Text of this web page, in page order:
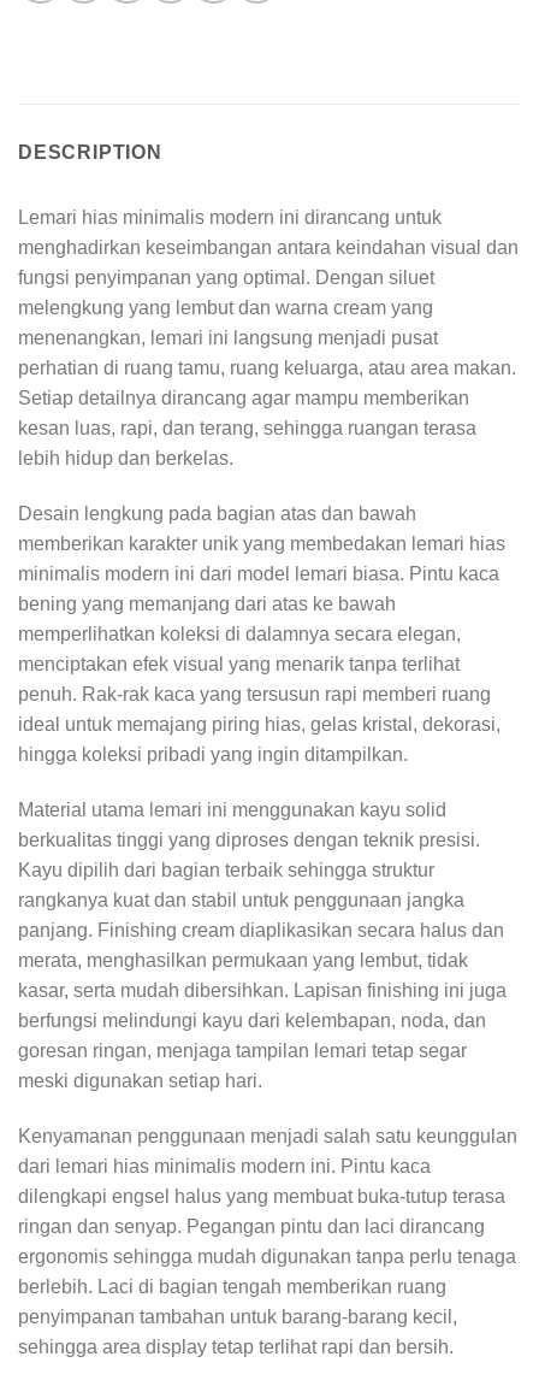
DESCRIPTION
Lemari hias minimalis modern ini dirancang untuk
menghadirkan keseimbangan antara keindahan visual dan
fungsi penyimpanan yang optimal. Dengan siluet
melengkung yang lembut dan warna cream yang
menenangkan, lemari ini langsung menjadi pusat
perhatian di ruang tamu, ruang keluarga, atau area makan.
Setiap detailnya dirancang agar mampu memberikan
kesan luas, rapi, dan terang, sehingga ruangan terasa
lebih hidup dan berkelas.
Desain lengkung pada bagian atas dan bawah
memberikan karakter unik yang membedakan lemari hias
minimalis modern ini dari model lemari biasa. Pintu kaca
bening yang memanjang dari atas ke bawah
memperlihatkan koleksi di dalamnya secara elegan,
menciptakan efek visual yang menarik tanpa terlihat
penuh. Rak-rak kaca yang tersusun rapi memberi ruang
ideal untuk memajang piring hias, gelas kristal, dekorasi,
hingga koleksi pribadi yang ingin ditampilkan.
Material utama lemari ini menggunakan kayu solid
berkualitas tinggi yang diproses dengan teknik presisi.
Kayu dipilih dari bagian terbaik sehingga struktur
rangkanya kuat dan stabil untuk penggunaan jangka
panjang. Finishing cream diaplikasikan secara halus dan
merata, menghasilkan permukaan yang lembut, tidak
kasar, serta mudah dibersihkan. Lapisan finishing ini juga
berfungsi melindungi kayu dari kelembapan, noda, dan
goresan ringan, menjaga tampilan lemari tetap segar
meski digunakan setiap hari.
Kenyamanan penggunaan menjadi salah satu keunggulan
dari lemari hias minimalis modern ini. Pintu kaca
dilengkapi engsel halus yang membuat buka-tutup terasa
ringan dan senyap. Pegangan pintu dan laci dirancang
ergonomis sehingga mudah digunakan tanpa perlu tenaga
berlebih. Laci di bagian tengah memberikan ruang
penyimpanan tambahan untuk barang-barang kecil,
sehingga area display tetap terlihat rapi dan bersih.